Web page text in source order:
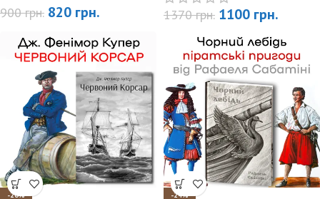
900грн. 820 грн. 1370грн. 1100 грн.
-20% -24%